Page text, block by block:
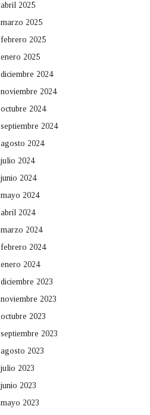
abril 2025
marzo 2025
febrero 2025
enero 2025
diciembre 2024
noviembre 2024
octubre 2024
septiembre 2024
agosto 2024
julio 2024
junio 2024
mayo 2024
abril 2024
marzo 2024
febrero 2024
enero 2024
diciembre 2023
noviembre 2023
octubre 2023
septiembre 2023
agosto 2023
julio 2023
junio 2023
mayo 2023